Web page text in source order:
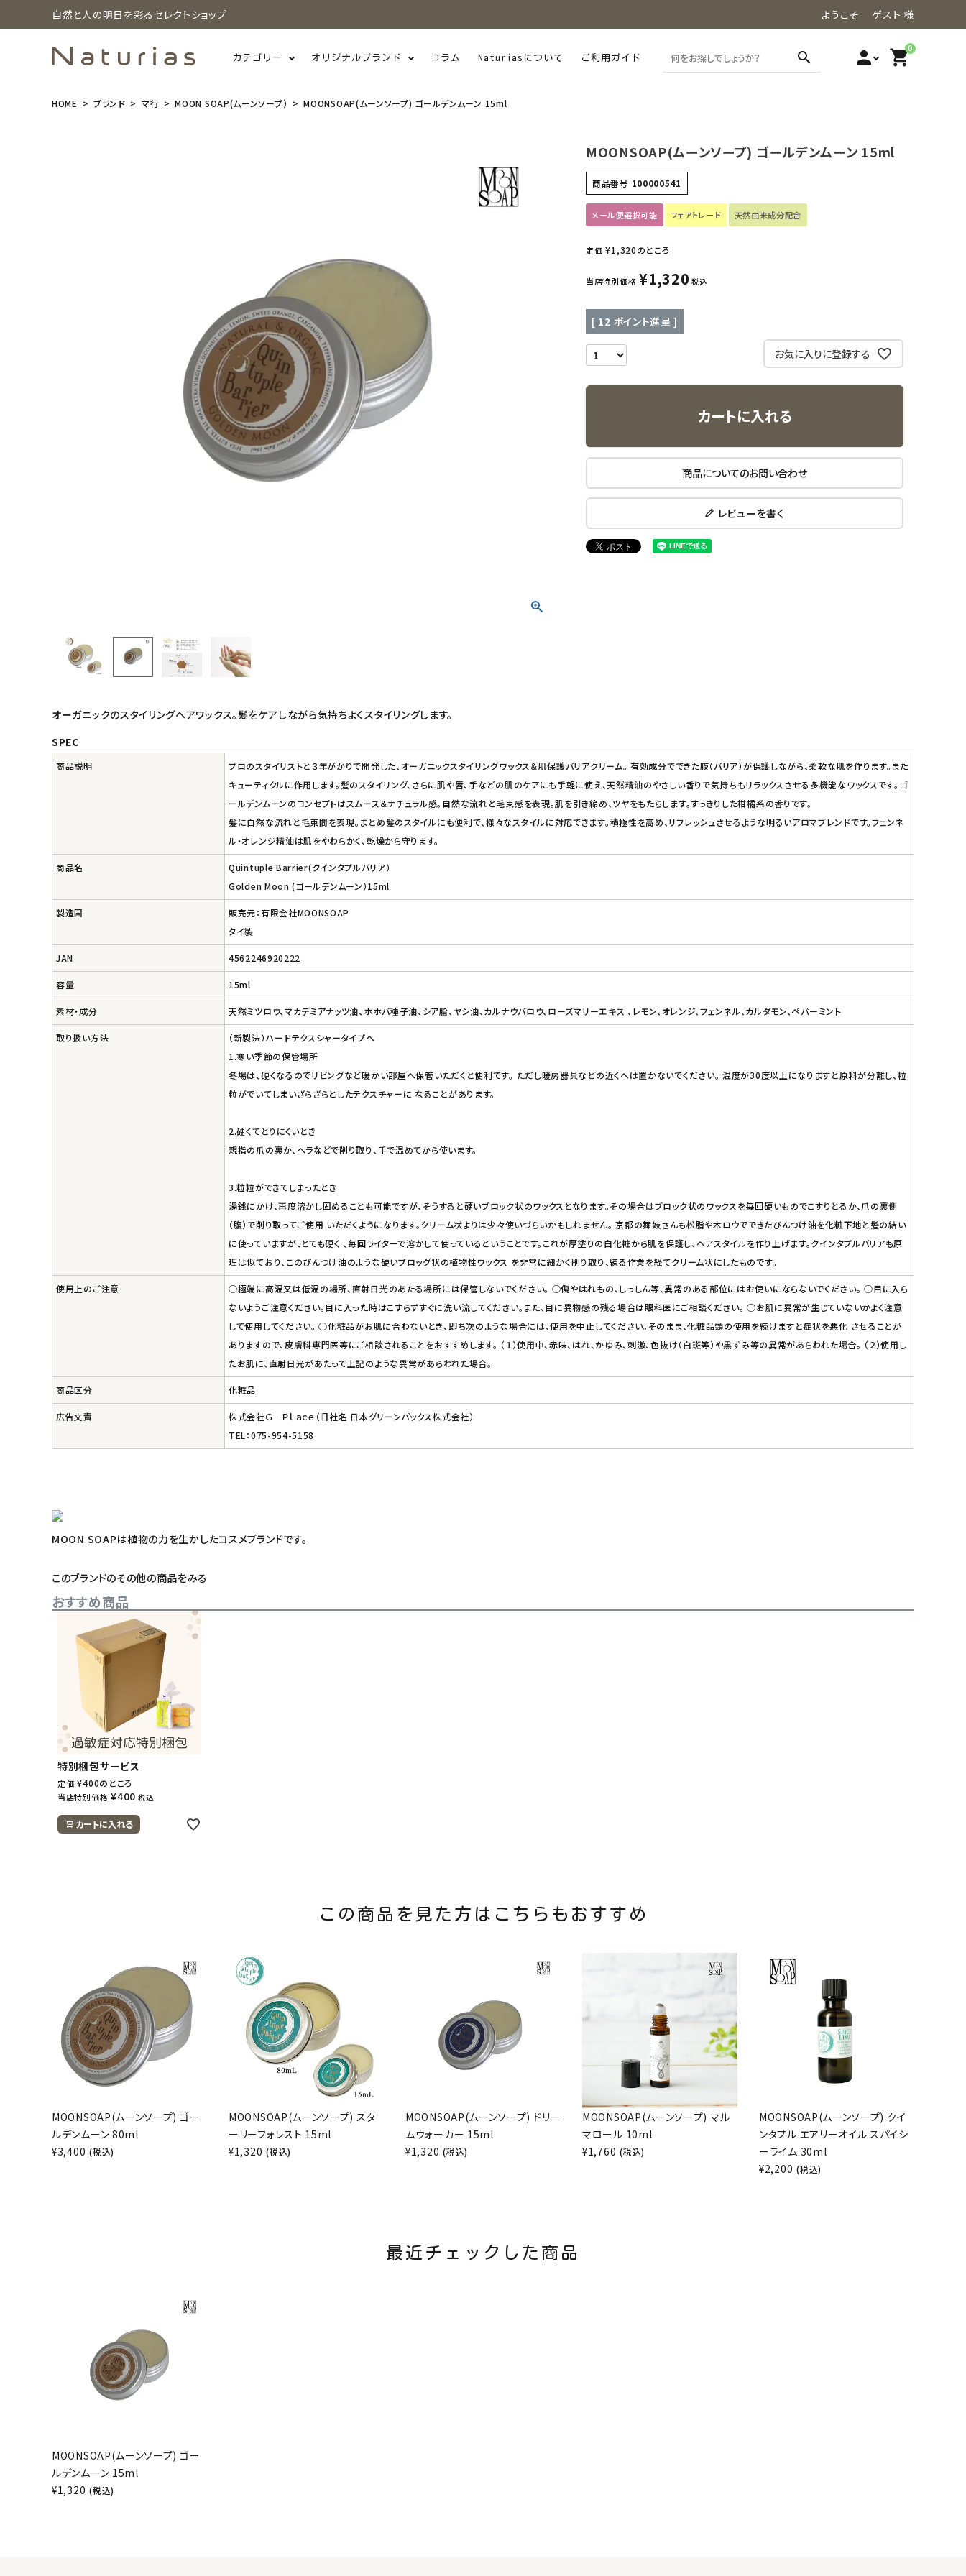
自然と人の明日を彩るセレクトショップ ようこそ ゲスト 様
カテゴリー オリジナルブランド コラム Naturiasについて ご利用ガイド search person 0
shopping_cart
インナー・下着・ナイトウェア
フード・ドリンク
ナチュラムーン
エコリュクス
エコメイト
ナチュラプラス
HOME ブランド マ行 MOON SOAP(ムーンソープ） MOONSOAP(ムーンソープ) ゴールデンムーン 15ml
MOONSOAP(ムーンソープ) ゴールデンムーン 15ml
商品番号 100000541
メール便選択可能 フェアトレード 天然由来成分配合
定価 ¥1,320のところ
当店特別価格 ¥1,320 税込
[ 12 ポイント進呈 ]
お気に入りに登録する
カートに入れる
商品についてのお問い合わせ
レビューを書く
オーガニックのスタイリングヘアワックス。髪をケアしながら気持ちよくスタイリングします。
SPEC
商品説明
プロのスタイリストと３年がかりで開発した、オーガニックスタイリングワックス＆肌保護バリアクリーム。 有効成分でできた膜（バリア）が保護しながら、柔軟な肌を作ります。また
キューティクルに作用します。髪のスタイリング、さらに肌や唇、手などの肌のケアにも手軽に使え、天然精油のやさしい香りで気持ちもリラックスさせる多機能なワックスです。ゴ
ールデンムーンのコンセプトはスムース＆ナチュラル感。自然な流れと毛束感を表現。肌を引き締め、ツヤをもたらします。すっきりした柑橘系の香りです。
髪に自然な流れと毛束間を表現。まとめ髪のスタイルにも便利で、様々なスタイルに対応できます。積極性を高め、リフレッシュさせるような明るいアロマブレンドです。フェンネ
ル・オレンジ精油は肌をやわらかく、乾燥から守ります。
商品名
Quintuple Barrier(クインタプルバリア）
Golden Moon (ゴールデンムーン）15ml
製造国
販売元：有限会社MOONSOAP
タイ製
JAN 4562246920222
容量 15ml
素材・成分 天然ミツロウ、マカデミアナッツ油、ホホバ種子油、シア脂、ヤシ油、カルナウバロウ、ローズマリーエキス 、レモン、オレンジ、フェンネル、カルダモン、ペパーミント
取り扱い方法
（新製法）ハードテクスシャータイプへ
1.寒い季節の保管場所
冬場は、硬くなるのでリビングなど暖かい部屋へ保管いただくと便利です。 ただし暖房器具などの近くへは置かないでください。 温度が30度以上になりますと原料が分離し、粒
粒がでいてしまいざらざらとしたテクスチャーに なることがあります。
2.硬くてとりにくいとき
親指の爪の裏か、ヘラなどで削り取り、手で温めてから使います。
3.粒粒ができてしまったとき
湯銭にかけ、再度溶かし固めることも可能ですが、そうすると硬いブロック状のワックスとなります。その場合はブロック状のワックスを毎回硬いものでこすりとるか、爪の裏側
（腹）で削り取ってご使用 いただくようになります。クリーム状よりは少々使いづらいかもしれません。 京都の舞妓さんも松脂や木ロウでできたびんつけ油を化粧下地と髪の結い
に使っていますが、とても硬く 、毎回ライターで溶かして使っているということです。これが厚塗りの白化粧から肌を保護し、ヘアスタイルを作り上げます。クインタプルバリアも原
理は似ており、このびんつけ油のような硬いブロッグ状の植物性ワックス を非常に細かく削り取り、練る作業を経てクリーム状にしたものです。
使用上のご注意
○極端に高温又は低温の場所、直射日光のあたる場所には保管しないでください。 ○傷やはれもの、しっしん等、異常のある部位にはお使いにならないでください。 ○目に入ら
ないようご注意ください。目に入った時はこすらずすぐに洗い流してください。また、目に異物感の残る場合は眼科医にご相談ください。 ○お肌に異常が生じていないかよく注意
して使用してください。 ○化粧品がお肌に合わないとき、即ち次のような場合には、使用を中止してください。そのまま、化粧品類の使用を続けますと症状を悪化 させることが
ありますので、皮膚科専門医等にご相談されることをおすすめします。 （１）使用中、赤味、はれ、かゆみ、刺激、色抜け（白斑等）や黒ずみ等の異常があらわれた場合。 （２）使用し
たお肌に、直射日光があたって上記のような異常があらわれた場合。
商品区分 化粧品
広告文責
株式会社Ｇ‐Ｐｌａｃｅ（旧社名 日本グリーンパックス株式会社）
TEL：075-954-5158
MOON SOAPは植物の力を生かしたコスメブランドです。
このブランドのその他の商品をみる
おすすめ商品
特別梱包サービス
定価 ¥400のところ
当店特別価格 ¥400 税込
カートに入れる
この商品を見た方はこちらもおすすめ
MOONSOAP(ムーンソープ) ゴー
ルデンムーン 80ml
¥3,400 (税込)
MOONSOAP(ムーンソープ) スタ
ーリーフォレスト 15ml
¥1,320 (税込)
MOONSOAP(ムーンソープ) ドリー
ムウォーカー 15ml
¥1,320 (税込)
MOONSOAP(ムーンソープ) マル
マロール 10ml
¥1,760 (税込)
MOONSOAP(ムーンソープ) クイ
ンタプル エアリーオイル スパイシ
ーライム 30ml
¥2,200 (税込)
最近チェックした商品
MOONSOAP(ムーンソープ) ゴー
ルデンムーン 15ml
¥1,320 (税込)